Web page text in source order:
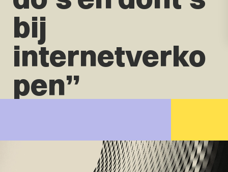
bij
internetverko
pen”